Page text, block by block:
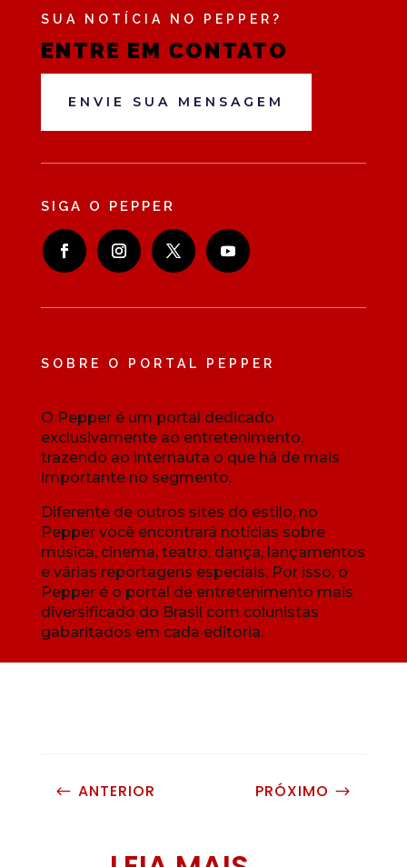
SUA NOTÍCIA NO PEPPER?
ENTRE EM CONTATO
ENVIE SUA MENSAGEM
SIGA O PEPPER
SOBRE O PORTAL PEPPER
O Pepper é um portal dedicado
exclusivamente ao entretenimento,
trazendo ao internauta o que há de mais
importante no segmento.
Diferente de outros sites do estilo, no
Pepper você encontrará notícias sobre
música, cinema, teatro, dança, lançamentos
e várias reportagens especiais. Por isso, o
Pepper é o portal de entretenimento mais
diversificado do Brasil com colunistas
gabaritados em cada editoria.
# ANTERIOR PRÓXIMO $